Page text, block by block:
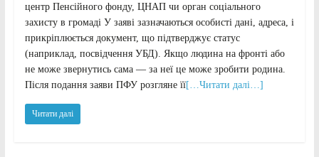
центр Пенсійного фонду, ЦНАП чи орган соціального
захисту в громаді У заяві зазначаються особисті дані, адреса, і
прикріплюється документ, що підтверджує статус
(наприклад, посвідчення УБД). Якщо людина на фронті або
не може звернутись сама — за неї це може зробити родина.
Після подання заяви ПФУ розгляне її[…Читати далі…]
Читати далі